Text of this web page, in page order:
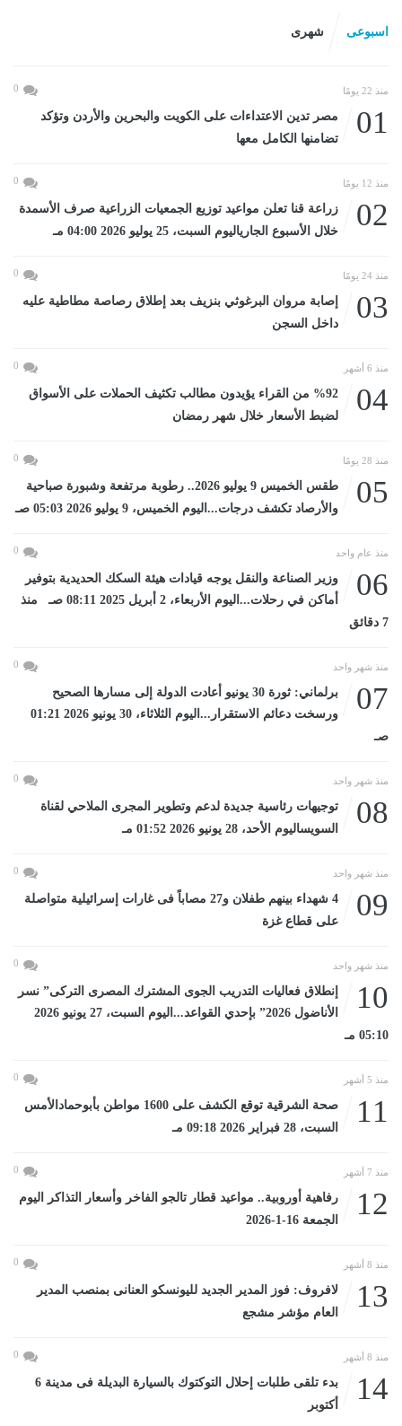
اسبوعى شهرى
منذ 22 يومًا 0
01
مصر تدين الاعتداءات على الكويت والبحرين والأردن وتؤكد
تضامنها الكامل معها
منذ 12 يومًا 0
02
زراعة قنا تعلن مواعيد توزيع الجمعيات الزراعية صرف الأسمدة
خلال الأسبوع الجارياليوم السبت، 25 يوليو 2026 04:00 مـ
منذ 24 يومًا 0
03
إصابة مروان البرغوثي بنزيف بعد إطلاق رصاصة مطاطية عليه
داخل السجن
منذ 6 أشهر 0
04
%92 من القراء يؤيدون مطالب تكثيف الحملات على الأسواق
لضبط الأسعار خلال شهر رمضان
منذ 28 يومًا 0
05
طقس الخميس 9 يوليو 2026.. رطوبة مرتفعة وشبورة صباحية
والأرصاد تكشف درجات...اليوم الخميس، 9 يوليو 2026 05:03 صـ
منذ عام واحد 0
06
وزير الصناعة والنقل يوجه قيادات هيئة السكك الحديدية بتوفير
أماكن في رحلات...اليوم الأربعاء، 2 أبريل 2025 08:11 صـ منذ
7 دقائق
منذ شهر واحد 0
07
برلماني: ثورة 30 يونيو أعادت الدولة إلى مسارها الصحيح
ورسخت دعائم الاستقرار...اليوم الثلاثاء، 30 يونيو 2026 01:21
صـ
منذ شهر واحد 0
08
توجيهات رئاسية جديدة لدعم وتطوير المجرى الملاحي لقناة
السويساليوم الأحد، 28 يونيو 2026 01:52 مـ
منذ شهر واحد 0
09
4 شهداء بينهم طفلان و27 مصاباً فى غارات إسرائيلية متواصلة
على قطاع غزة
منذ شهر واحد 0
10
إنطلاق فعاليات التدريب الجوى المشترك المصرى التركى” نسر
الأناضول 2026” بإحدي القواعد...اليوم السبت، 27 يونيو 2026
05:10 مـ
منذ 5 أشهر 0
11
صحة الشرقية توقع الكشف على 1600 مواطن بأبوحمادالأمس
السبت، 28 فبراير 2026 09:18 مـ
منذ 7 أشهر 0
12
رفاهية أوروبية.. مواعيد قطار تالجو الفاخر وأسعار التذاكر اليوم
الجمعة 16-1-2026
منذ 8 أشهر 0
13
لافروف: فوز المدير الجديد لليونسكو العنانى بمنصب المدير
العام مؤشر مشجع
منذ 8 أشهر 0
14
بدء تلقى طلبات إحلال التوكتوك بالسيارة البديلة فى مدينة 6
أكتوبر